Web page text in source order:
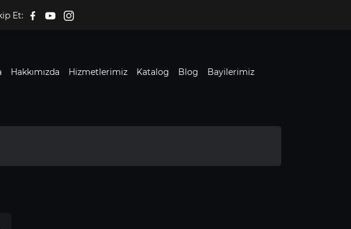
Et:
Hakkımızda Hizmetlerimiz Katalog Blog Bayilerimiz